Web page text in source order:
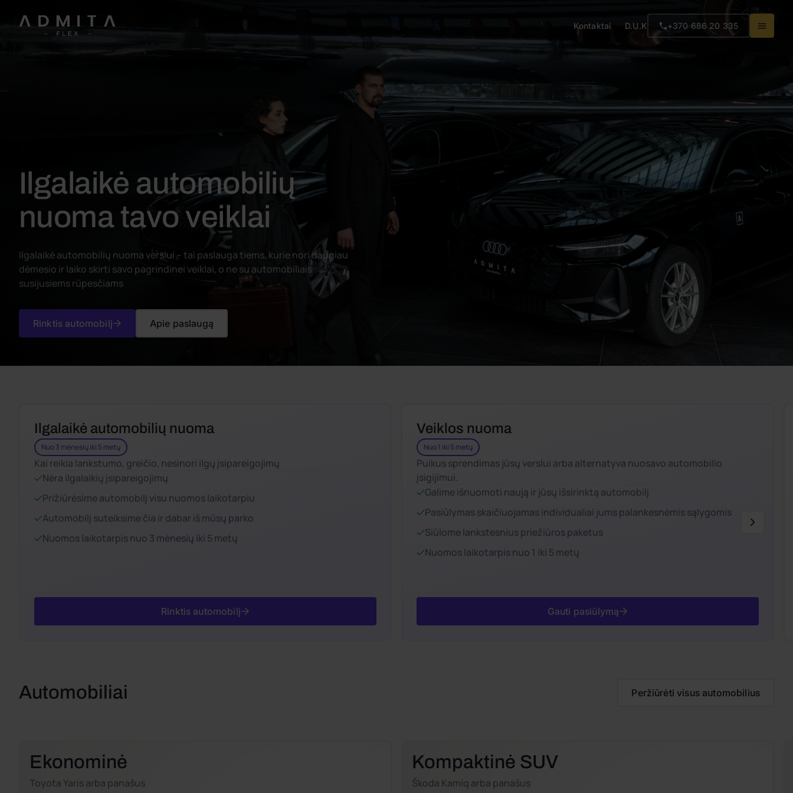
Kontaktai D.U.K +370 686 20 335
Ilgalaikė automobilių
nuoma tavo veiklai
Ilgalaikė automobilių nuoma verslui – tai paslauga tiems, kurie nori daugiau
dėmesio ir laiko skirti savo pagrindinei veiklai, o ne su automobiliais
susijusiems rūpesčiams
Rinktis automobilį Apie paslaugą
Ilgalaikė automobilių nuoma
Nuo 3 mėnesių iki 5 metų
Kai reikia lankstumo, greičio, nesinori ilgų įsipareigojimų
Nėra ilgalaikių įsipareigojimų
Prižiūrėsime automobilį visu nuomos laikotarpiu
Automobilį suteiksime čia ir dabar iš mūsų parko
Nuomos laikotarpis nuo 3 mėnesių iki 5 metų
Rinktis automobilį
Veiklos nuoma
Nuo 1 iki 5 metų
Puikus sprendimas jūsų verslui arba alternatyva nuosavo automobilio
įsigijimui.
Galime išnuomoti naują ir jūsų išsirinktą automobilį
Pasiūlymas skaičiuojamas individualiai jums palankesnėmis sąlygomis
Siūlome lankstesnius priežiūros paketus
Nuomos laikotarpis nuo 1 iki 5 metų
Gauti pasiūlymą
Automobiliai Peržiūrėti visus automobilius
Ekonominė
Toyota Yaris arba panašus
Kompaktinė SUV
Škoda Kamiq arba panašus